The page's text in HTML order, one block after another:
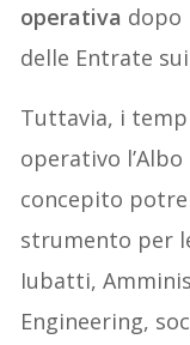
operativa dopo
delle Entrate
Tuttavia, i
operativo
concepito
strumento per
Iubatti,
Engineering,